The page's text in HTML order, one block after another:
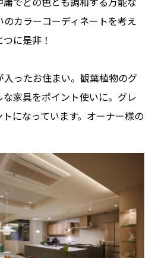
カラーコーディネートを考え
に是非！
ったお住まい。観葉植物のグ
家具をポイント使いに。グレ
になっています。オーナー様の